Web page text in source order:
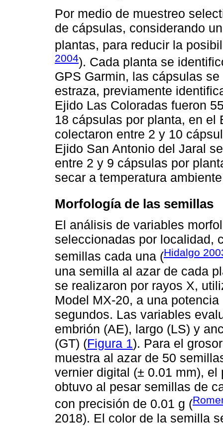
Por medio de muestreo
de cápsulas, considerando
plantas, para reducir la
2004). Cada planta se
GPS Garmin, las cápsulas
estraza, previamente
Ejido Las Coloradas fueron
18 cápsulas por planta, en el
colectaron entre 2 y 10
Ejido San Antonio del Jaral
entre 2 y 9 cápsulas por
secar a temperatura
Morfología de las semillas
El análisis de variables
seleccionadas por localidad,
semillas cada una (Hidalgo
una semilla al azar de cada
se realizaron por rayos X,
Model MX-20, a una
segundos. Las variables
embrión (AE), largo (LS) y
(GT) (Figura 1). Para el
muestra al azar de 50
vernier digital (± 0.01 mm),
obtuvo al pesar semillas de
con precisión de 0.01 g (
2018). El color de la semilla